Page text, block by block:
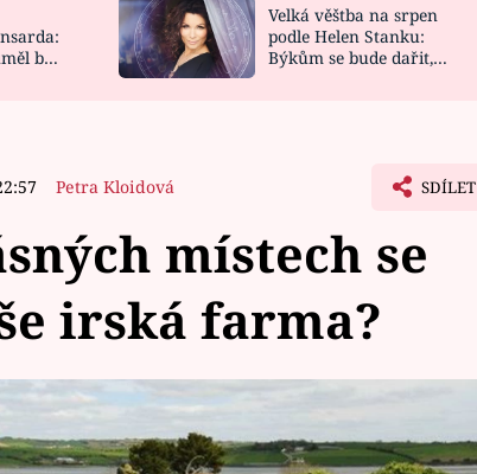
NOVINKY
VIDEORECEPTY
by
Velká věštba na srpen
podle Helen Stanku:
Býkům se bude dařit,
Petra Kloidová SDÍLET
místech se
irská farma?